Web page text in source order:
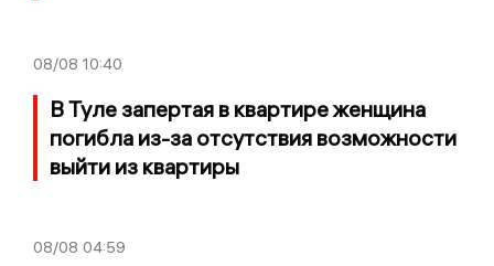
08/08 10:40
В Туле запертая в квартире женщина
погибла из-за отсутствия возможности
выйти из квартиры
08/08 04:59